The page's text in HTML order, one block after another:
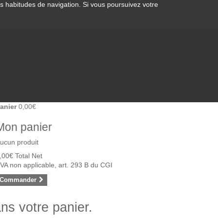
habitudes de navigation. Si vous poursuivez votre
0,00€
panier
produit
Total Net
non applicable, art. 293 B du CGI
Commander
votre panier.